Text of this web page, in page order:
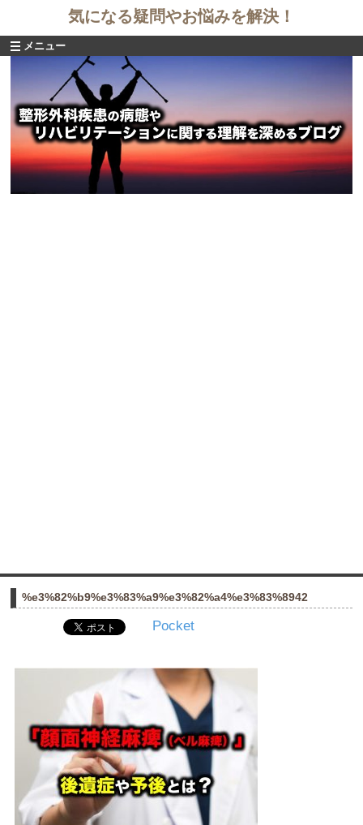
気になる疑問やお悩みを解決！
メニュー
%e3%82%b9%e3%83%a9%e3%82%a4%e3%83%8942
Pocket